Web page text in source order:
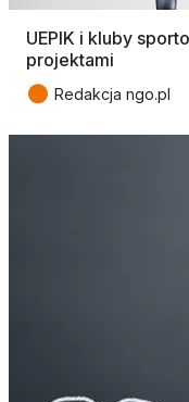
UEPIK i kluby
projektami
● Redakcja ngo.pl